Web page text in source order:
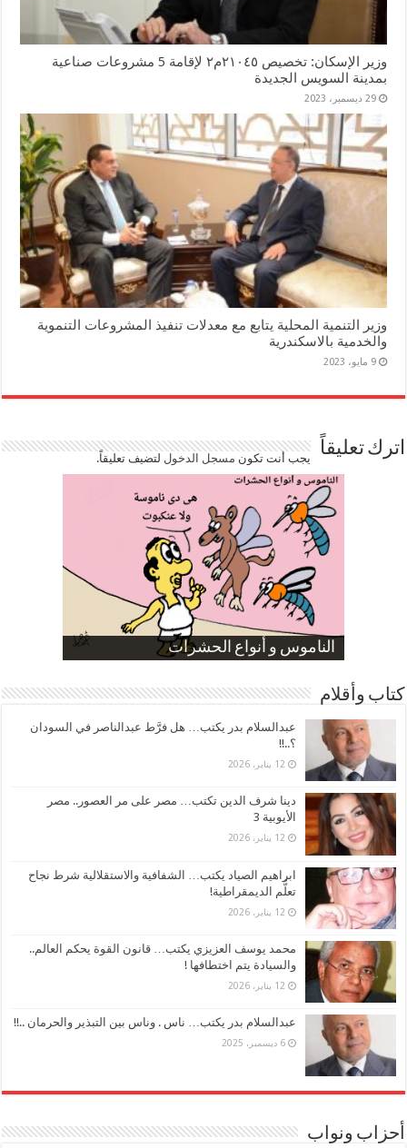
وزير الإسكان: تخصيص ٢١٠٤٥م٢ لإقامة 5 مشروعات صناعية
بمدينة السويس الجديدة
29 ديسمبر، 2023
وزير التنمية المحلية يتابع مع معدلات تنفيذ المشروعات التنموية
والخدمية بالاسكندرية
9 مايو، 2023
اترك تعليقاً يجب أنت تكون مسجل الدخوللتضيف تعليقاً.
الناموس و أنواع الحشرات
الموظفين بعد ارتفاع الأسعار
ارتفاع نسبة الطلاق في مصر
صورة كاركاتيرية
صورة كاركاتيرية
كتاب وأقلام
عبدالسلام بدر يكتب… هل فرَّط عبدالناصر في السودان
؟..!!
12 يناير، 2026
دينا شرف الدين تكتب… مصر على مر العصور.. مصر
الأيوبية 3
12 يناير، 2026
ابراهيم الصياد يكتب… الشفافية والاستقلالية شرط نجاح
تعلُّم الديمقراطية!
12 يناير، 2026
محمد يوسف العزيزي يكتب… قانون القوة يحكم العالم..
والسيادة يتم اختطافها !
12 يناير، 2026
عبدالسلام بدر يكتب… ناس . وناس بين التبذير والحرمان ..!!
6 ديسمبر، 2025
أحزاب ونواب